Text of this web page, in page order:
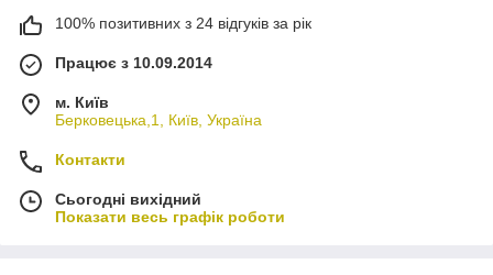
100% позитивних з 24 відгуків за рік
Працює з 10.09.2014
м. Київ
Берковецька,1, Київ, Україна
Контакти
Сьогодні вихідний
Показати весь графік роботи